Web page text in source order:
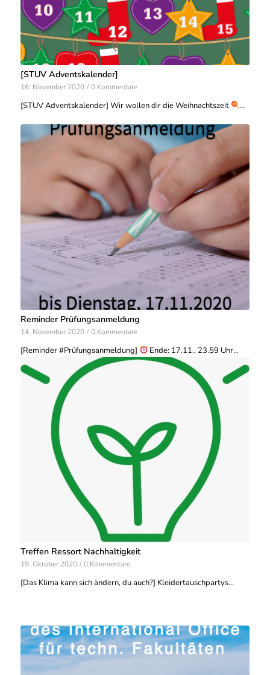
[STUV Adventskalender]
16. November 2020 / 0 Kommentare
[STUV Adventskalender] Wir wollen dir die Weihnachtszeit …
Reminder Prüfungsanmeldung
14. November 2020 / 0 Kommentare
[Reminder #Prüfungsanmeldung] Ende: 17.11., 23.59 Uhr…
Treffen Ressort Nachhaltigkeit
19. Oktober 2020 / 0 Kommentare
[Das Klima kann sich ändern, du auch?] Kleidertauschpartys…